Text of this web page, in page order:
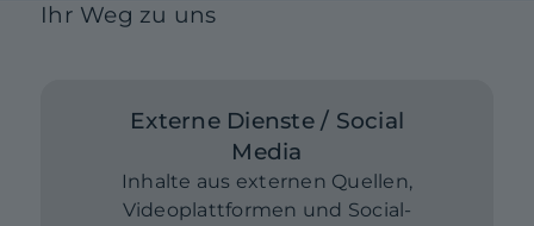
Ihr Weg zu uns
Externe Dienste / Social
Media
Inhalte aus externen Quellen,
Videoplattformen und Social-